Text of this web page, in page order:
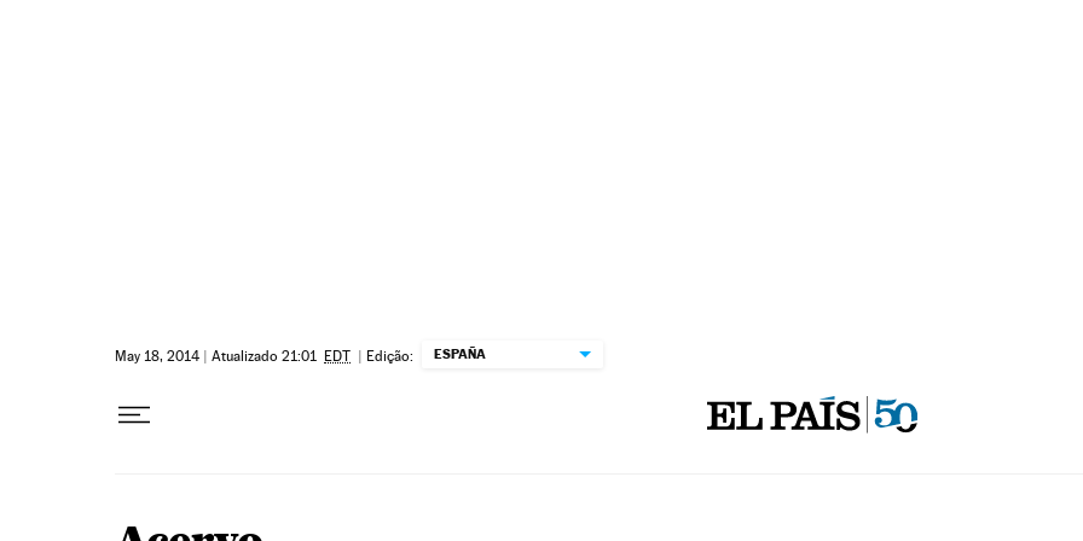
May 18, 2014 | Atualizado 21:01 EDT | Edição: ESPAÑA